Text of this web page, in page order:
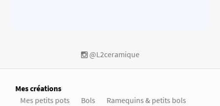
@L2ceramique
Mes créations
Mes petits pots
Bols
Ramequins & petits bols